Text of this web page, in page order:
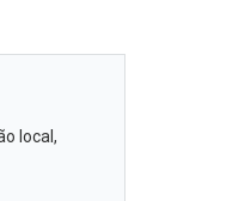
local,